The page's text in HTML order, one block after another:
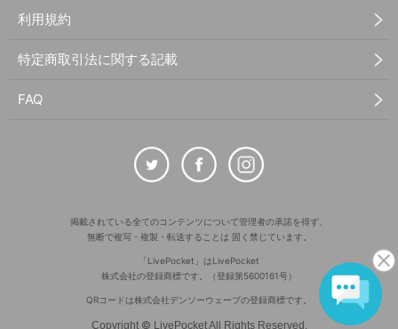
利用規約
特定商取引法に関する記載
FAQ
掲載されている全てのコンテンツについて管理者の承諾を得ず、
無断で複写・複製・転送することは 固く禁じています。
「LivePocket」はLivePocket
株式会社の登録商標です。（登録第5600161号）
QRコードは株式会社デンソーウェーブの登録商標です。
Copyright© LivePocket All Rights Reserved.